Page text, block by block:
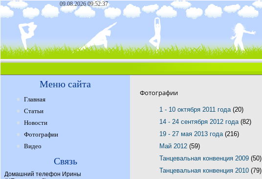
09.08.2026 09:52:37
Меню сайта
Главная
Статьи
Новости
Фотографии
Видео
Связь
Домашний телефон Ирины
Фотографии
1 - 10 октября 2011 года (20)
14 - 24 сентября 2012 года (82)
19 - 27 мая 2013 года (216)
Май 2012 (59)
Танцевальная конвенция 2009 (50)
Танцевальная конвенция 2010 (79)